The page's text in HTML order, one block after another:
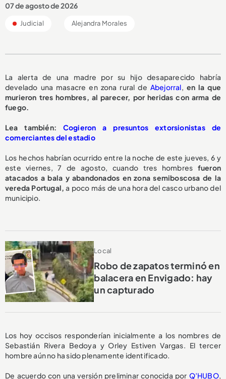
07 de agosto de 2026
Judicial Alejandra Morales
La alerta de una madre por su hijo desaparecido habría
develado una masacre en zona rural de Abejorral
en la que
murieron tres hombres, al parecer, por heridas con arma de
fuego.
Lea también: Cogieron a presuntos extorsionistas de
comerciantes del estadio
Los hechos habrían ocurrido entre la noche de este jueves, 6 y
este viernes, 7 de agosto, cuando tres hombres fueron
atacados a bala y abandonados en zona semiboscosa de la
vereda Portugal, a poco más de una hora del casco urbano del
municipio.
Local
Robo de zapatos terminó en
balacera en Envigado: hay
un capturado
Los hoy occisos responderían inicialmente a los nombres de
Sebastián Rivera Bedoya y Orley Estiven Vargas. El tercer
hombre aún no ha sido plenamente identificado.
De acuerdo con una versión preliminar conocida por Q’HUBO,